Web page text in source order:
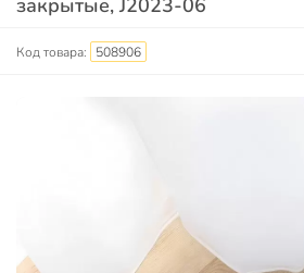
закрытые, J2023-06
Код товара: 508906